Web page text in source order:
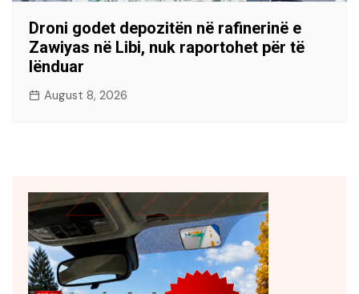
Droni godet depozitën në rafinerinë e
Zawiyas në Libi, nuk raportohet për të
lënduar
August 8, 2026